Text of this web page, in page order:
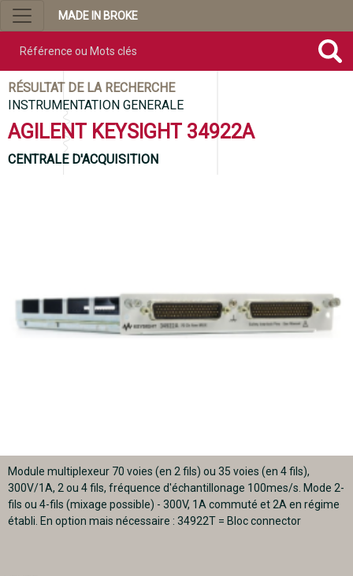
MADE IN BROKE
RÉSULTAT DE LA RECHERCHE
INSTRUMENTATION GENERALE
AGILENT KEYSIGHT 34922A
CENTRALE D'ACQUISITION
Module multiplexeur 70 voies (en 2 fils) ou 35 voies (en 4 fils),
300V/1A, 2 ou 4 fils, fréquence d'échantillonage 100mes/s. Mode 2-
fils ou 4-fils (mixage possible) - 300V, 1A commuté et 2A en régime
établi. En option mais nécessaire : 34922T = Bloc connector